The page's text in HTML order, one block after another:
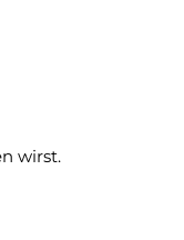
wirst.